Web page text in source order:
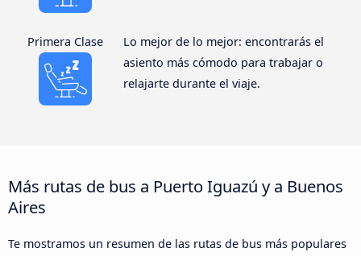
Primera Clase
Lo mejor de lo mejor: encontrarás el
asiento más cómodo para trabajar o
relajarte durante el viaje.
Más rutas de bus a Puerto Iguazú y a Buenos
Aires
Te mostramos un resumen de las rutas de bus más populares